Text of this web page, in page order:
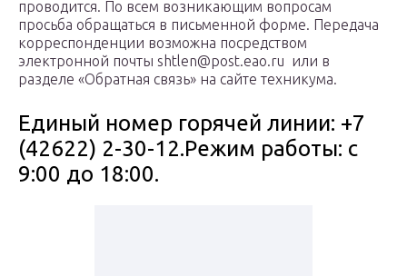
проводится. По всем возникающим вопросам
просьба обращаться в письменной форме. Передача
корреспонденции возможна посредством
электронной почты shtlen@post.eao.ru или в
разделе «Обратная связь» на сайте техникума.
Единый номер горячей линии: +7
(42622) 2-30-12.Режим работы: с
9:00 до 18:00.